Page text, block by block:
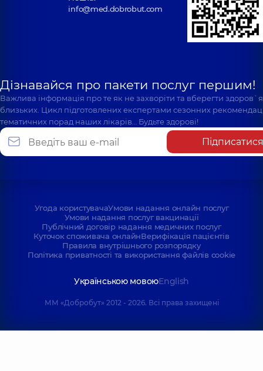
info@med.dobrobut.com
Дізнавайся про пакети послуг першим!
Важлива інформація про те як не захворіти та вберегти
близьких. Цикл підготовлених експертами сезонних
тематичних порад наших лікарів… Будьте здорові!
Підписатися
Угода користувачаУмови надання онлайн послуг
Умови надання послуг вакцинації
Публічний договір надання медичних послуг
Куточок споживача онлайнВерифікація пацієнтів
Правила внутрішнього розпорядку
Політика приватності та використання файлів cookie
Українською мовоюEnglish
ММ «Добробут» 2012 - 2026. Всі права захищені